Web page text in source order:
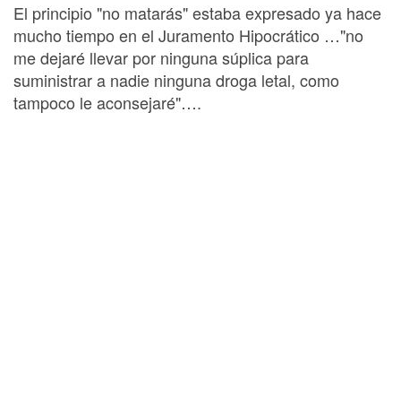
El principio "no matarás" estaba expresado ya hace
mucho tiempo en el Juramento Hipocrático …"no
me dejaré llevar por ninguna súplica para
suministrar a nadie ninguna droga letal, como
tampoco le aconsejaré"….